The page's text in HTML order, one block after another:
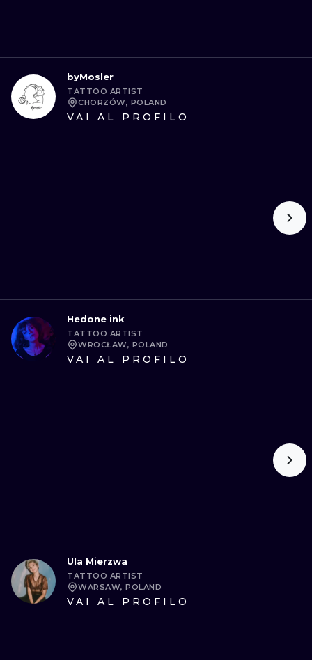
byMosler
TATTOO ARTIST
CHORZÓW, POLAND
VAI AL PROFILO
Hedone ink
TATTOO ARTIST
WROCŁAW, POLAND
VAI AL PROFILO
Ula Mierzwa
TATTOO ARTIST
WARSAW, POLAND
VAI AL PROFILO